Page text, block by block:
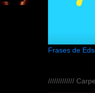
Frases de
/////////////